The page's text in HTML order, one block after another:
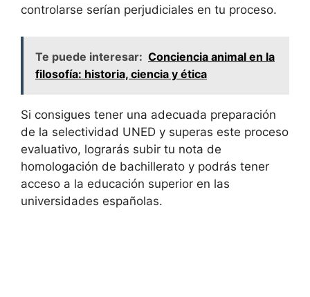
controlarse serían perjudiciales en tu proceso.
Te puede interesar: Conciencia animal en la
filosofía: historia, ciencia y ética
Si consigues tener una adecuada preparación
de la selectividad UNED y superas este proceso
evaluativo, lograrás subir tu nota de
homologación de bachillerato y podrás tener
acceso a la educación superior en las
universidades españolas.